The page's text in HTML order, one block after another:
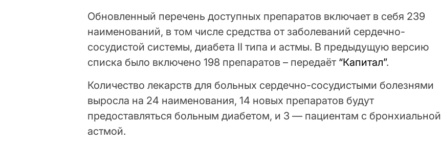
Обновленный перечень доступных препаратов включает в себя 239
наименований, в том числе средства от заболеваний сердечно-
сосудистой системы, диабета II типа и астмы. В предыдущую версию
списка было включено 198 препаратов – передаёт “Капитал”.
Количество лекарств для больных сердечно-сосудистыми болезнями
выросла на 24 наименования, 14 новых препаратов будут
предоставляться больным диабетом, и 3 — пациентам с бронхиальной
астмой.